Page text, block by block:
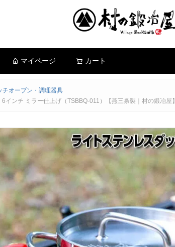
マイページ カート
チオーブン・調理器具
ンチ ミラー仕上げ（TSBBQ-011）【燕三条製｜村の鍛冶